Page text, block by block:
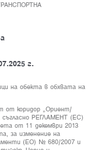
г.
на обекта в обхвата на
от коридор „Ориент/
съгласно РЕГЛАМЕНТ (ЕС)
от 11 декември 2013
за изменение на
(ЕО) № 680/2007 и